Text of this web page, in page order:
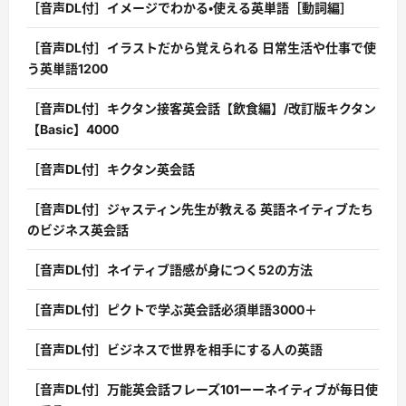
［音声DL付］イメージでわかる・使える英単語［動詞編］
［音声DL付］イラストだから覚えられる 日常生活や仕事で使
う英単語1200
［音声DL付］キクタン接客英会話【飲食編】/改訂版キクタン
【Basic】4000
［音声DL付］キクタン英会話
［音声DL付］ジャスティン先生が教える 英語ネイティブたち
のビジネス英会話
［音声DL付］ネイティブ語感が身につく52の方法
［音声DL付］ピクトで学ぶ英会話必須単語3000＋
［音声DL付］ビジネスで世界を相手にする人の英語
［音声DL付］万能英会話フレーズ101ーーネイティブが毎日使